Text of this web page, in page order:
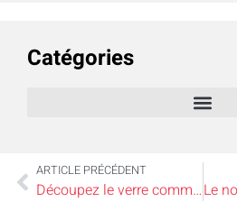
Catégories
ARTICLE PRÉCÉDENT
Découpez le verre comme un pro : astuces incontournables pour maison élégante